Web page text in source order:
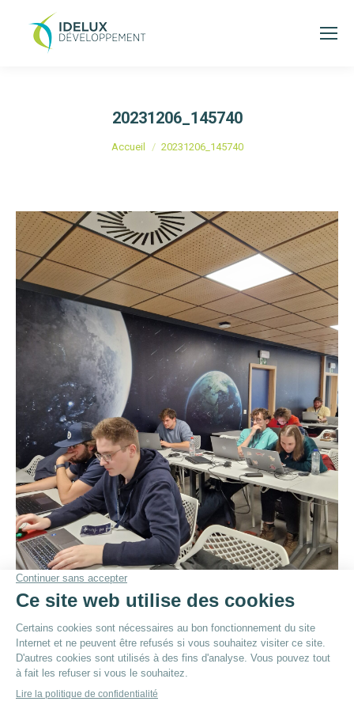
20231206_145740
Vous êtes ici :
Accueil 20231206_145740